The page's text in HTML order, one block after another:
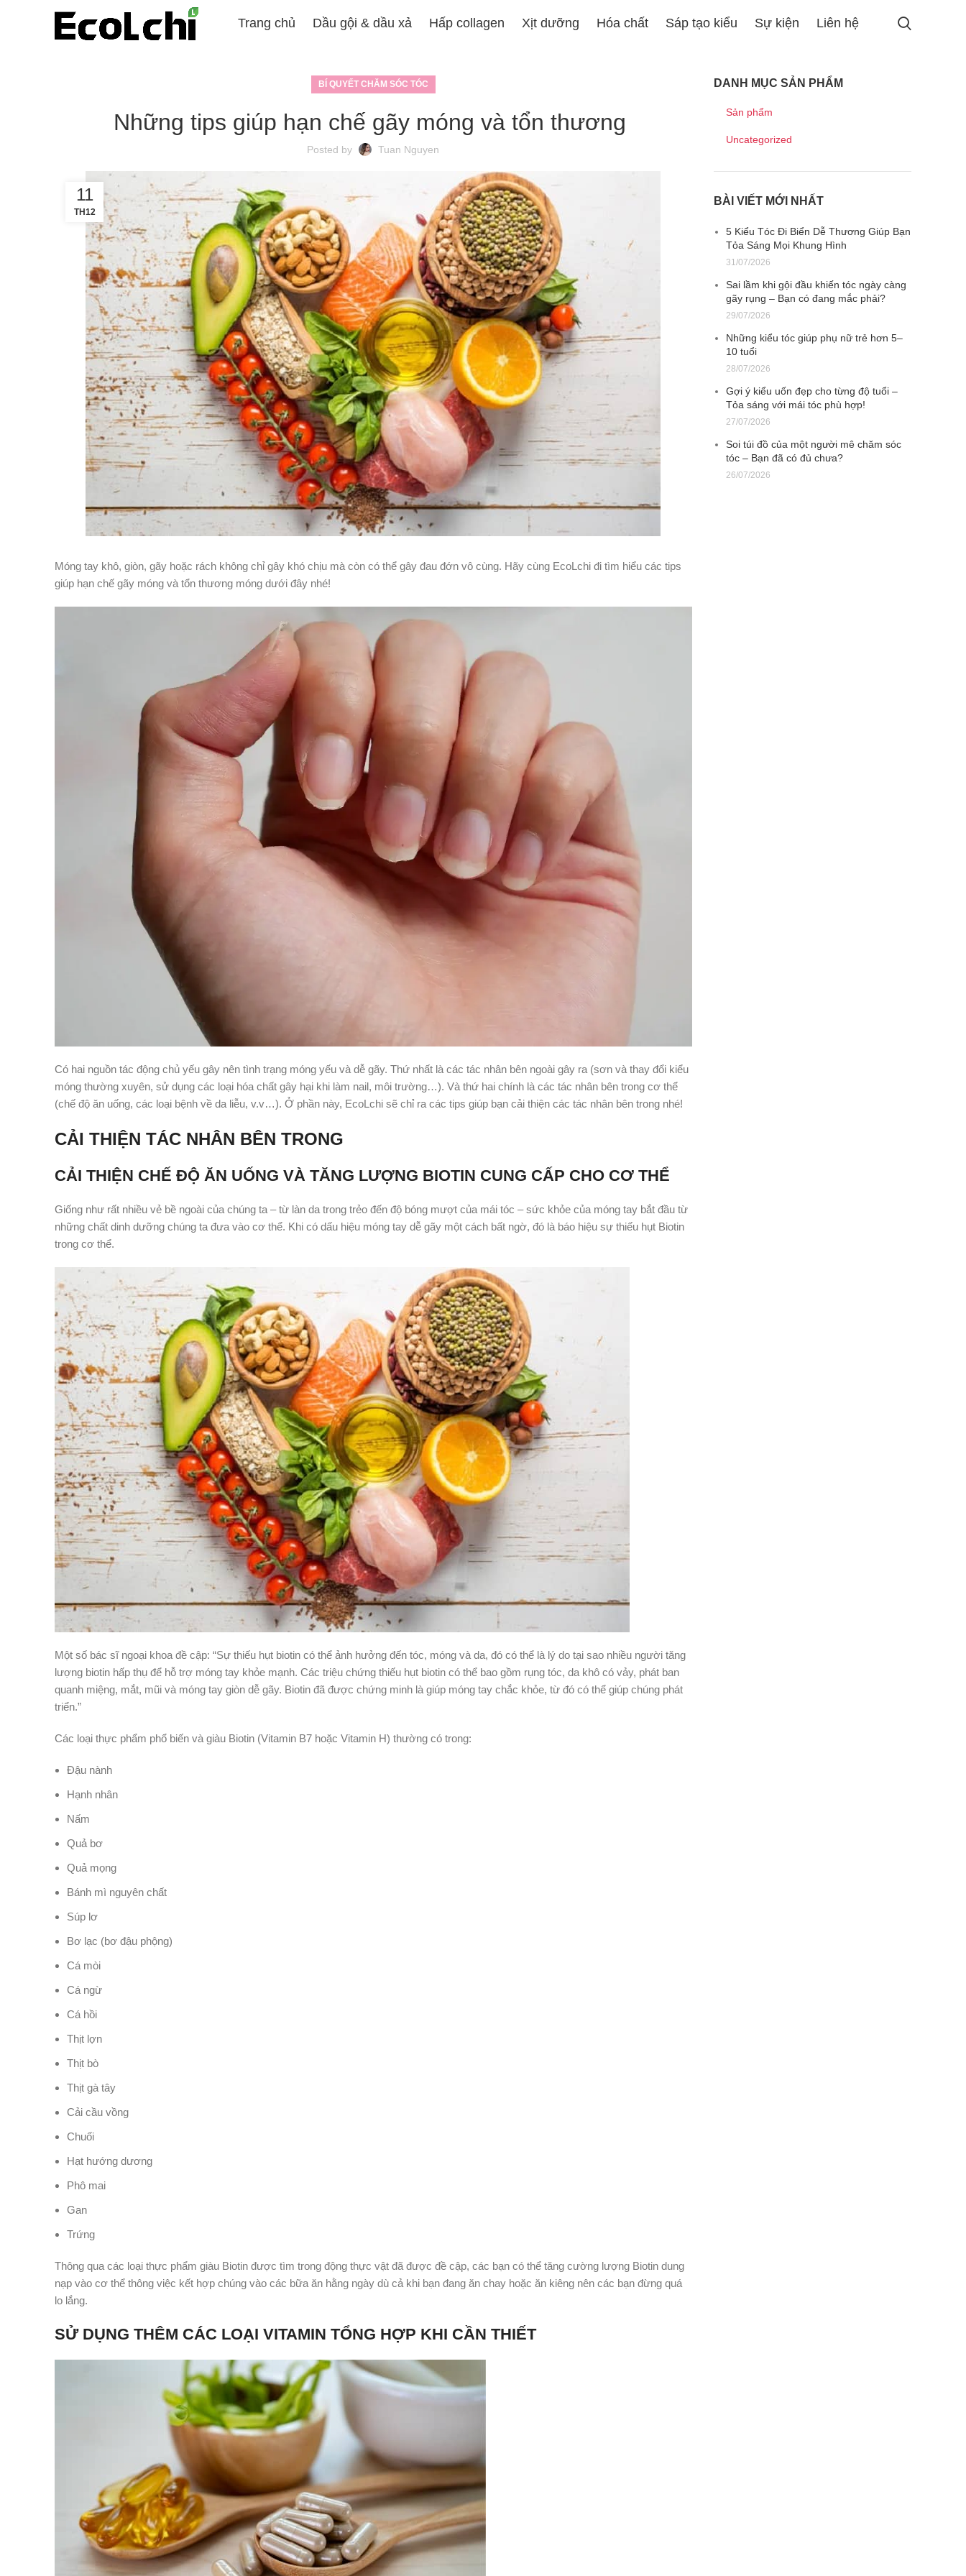
Trang chủ Dầu gội & dầu xả Hấp collagen Xịt dưỡng Hóa chất Sáp tạo kiểu Sự kiện Liên hệ
BÍ QUYẾT CHĂM SÓC TÓC
Những tips giúp hạn chế gãy móng và tổn thương
Posted by Tuan Nguyen
11
TH12
Móng tay khô, giòn, gãy hoặc rách không chỉ gây khó chịu mà còn có thể gây đau đớn vô cùng. Hãy cùng EcoLchi đi tìm hiểu các tips
giúp hạn chế gãy móng và tổn thương móng dưới đây nhé!
Có hai nguồn tác động chủ yếu gây nên tình trạng móng yếu và dễ gãy. Thứ nhất là các tác nhân bên ngoài gây ra (sơn và thay đổi kiểu
móng thường xuyên, sử dụng các loại hóa chất gây hại khi làm nail, môi trường…). Và thứ hai chính là các tác nhân bên trong cơ thể
(chế độ ăn uống, các loại bệnh về da liễu, v.v…). Ở phần này, EcoLchi sẽ chỉ ra các tips giúp bạn cải thiện các tác nhân bên trong nhé!
CẢI THIỆN TÁC NHÂN BÊN TRONG
CẢI THIỆN CHẾ ĐỘ ĂN UỐNG VÀ TĂNG LƯỢNG BIOTIN CUNG CẤP CHO CƠ THỂ
Giống như rất nhiều vẻ bề ngoài của chúng ta – từ làn da trong trẻo đến độ bóng mượt của mái tóc – sức khỏe của móng tay bắt đầu từ
những chất dinh dưỡng chúng ta đưa vào cơ thể. Khi có dấu hiệu móng tay dễ gãy một cách bất ngờ, đó là báo hiệu sự thiếu hụt Biotin
trong cơ thể.
Một số bác sĩ ngoại khoa đề cập: “Sự thiếu hụt biotin có thể ảnh hưởng đến tóc, móng và da, đó có thể là lý do tại sao nhiều người tăng
lượng biotin hấp thụ để hỗ trợ móng tay khỏe mạnh. Các triệu chứng thiếu hụt biotin có thể bao gồm rụng tóc, da khô có vảy, phát ban
quanh miệng, mắt, mũi và móng tay giòn dễ gãy. Biotin đã được chứng minh là giúp móng tay chắc khỏe, từ đó có thể giúp chúng phát
triển.”
Các loại thực phẩm phổ biến và giàu Biotin (Vitamin B7 hoặc Vitamin H) thường có trong:
Đậu nành
Hạnh nhân
Nấm
Quả bơ
Quả mọng
Bánh mì nguyên chất
Súp lơ
Bơ lạc (bơ đậu phộng)
Cá mòi
Cá ngừ
Cá hồi
Thịt lợn
Thịt bò
Thịt gà tây
Cải cầu vồng
Chuối
Hạt hướng dương
Phô mai
Gan
Trứng
Thông qua các loại thực phẩm giàu Biotin được tìm trong động thực vật đã được đề cập, các bạn có thể tăng cường lượng Biotin dung
nạp vào cơ thể thông việc kết hợp chúng vào các bữa ăn hằng ngày dù cả khi bạn đang ăn chay hoặc ăn kiêng nên các bạn đừng quá
lo lắng.
SỬ DỤNG THÊM CÁC LOẠI VITAMIN TỔNG HỢP KHI CẦN THIẾT
DANH MỤC SẢN PHẨM
Sản phẩm
Uncategorized
BÀI VIẾT MỚI NHẤT
5 Kiểu Tóc Đi Biển Dễ Thương Giúp Bạn
Tỏa Sáng Mọi Khung Hình
31/07/2026
Sai lầm khi gội đầu khiến tóc ngày càng
gãy rụng – Bạn có đang mắc phải?
29/07/2026
Những kiểu tóc giúp phụ nữ trẻ hơn 5–
10 tuổi
28/07/2026
Gợi ý kiểu uốn đẹp cho từng độ tuổi –
Tỏa sáng với mái tóc phù hợp!
27/07/2026
Soi túi đồ của một người mê chăm sóc
tóc – Bạn đã có đủ chưa?
26/07/2026